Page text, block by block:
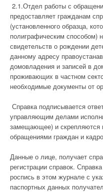
2.1.Отдел работы с
предоставляет гражданам
(установленного образца,
полиграфическим способом)
свидетельств о рождении
данному адресу
домовладения и записей в
проживающих в частном
необходимые документы от
Справка подписывается
управляющим делами
замещающее) и скрепляются
обращениями граждан и
Данные о лице, получает
регистрации справок.
роспись в этом журнале с
паспортных данных